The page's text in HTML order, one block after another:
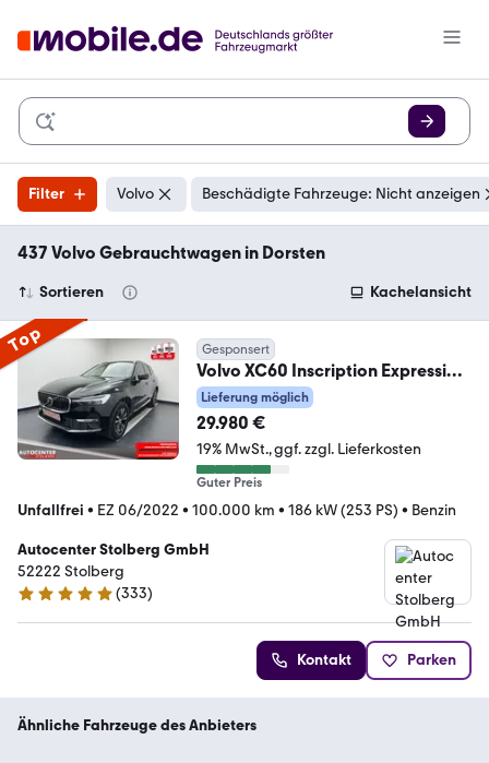
Filter Volvo Beschädigte Fahrzeuge: Nicht anzeigen
437 Volvo Gebrauchtwagen in Dorsten
Sortieren Kachelansicht
Top Gesponsert
Volvo XC60 Inscription Expression
Plug-In Hybrid AWD
Lieferung möglich
29.980 €
19% MwSt. ggf. zzgl. Lieferkosten
Guter Preis
Unfallfrei • EZ 06/2022 • 100.000 km • 186 kW (253 PS) • Benzin
Autocenter Stolberg GmbH
52222 Stolberg
4.9 Sterne
(333)
Kontakt Parken
Ähnliche Fahrzeuge des Anbieters